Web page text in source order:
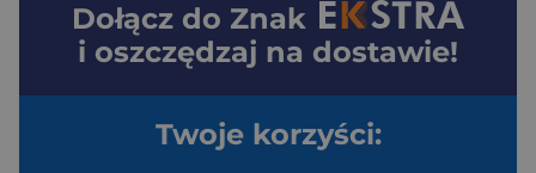
Dołącz do Znak
i oszczędzaj na dostawie!
Twoje korzyści: